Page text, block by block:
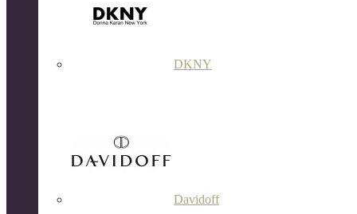
DKNY
Davidoff